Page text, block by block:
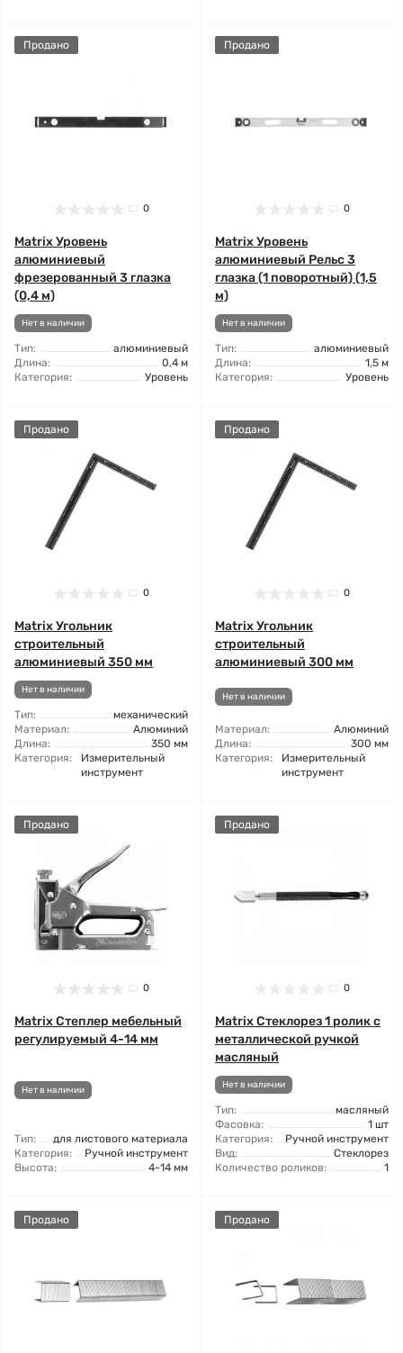
Продано
0
Matrix Уровень
алюминиевый
фрезерованный 3 глазка
(0,4 м)
Нет в наличии
Тип:
алюминиевый
Длина:
0,4 м
Категория:
Уровень
Продано
0
Matrix Уровень
алюминиевый Рельс 3
глазка (1 поворотный) (1,5
м)
Нет в наличии
Тип:
алюминиевый
Длина:
1,5 м
Категория:
Уровень
Продано
0
Matrix Угольник
строительный
алюминиевый 350 мм
Нет в наличии
Тип:
механический
Материал:
Алюминий
Длина:
350 мм
Категория:
Измерительный
инструмент
Продано
0
Matrix Угольник
строительный
алюминиевый 300 мм
Нет в наличии
Материал:
Алюминий
Длина:
300 мм
Категория:
Измерительный
инструмент
Продано
0
Matrix Степлер мебельный
регулируемый 4-14 мм
Нет в наличии
Тип:
для листового материала
Категория:
Ручной инструмент
Высота:
4-14 мм
Продано
0
Matrix Стеклорез 1 ролик с
металлической ручкой
масляный
Нет в наличии
Тип:
масляный
Фасовка:
1 шт
Категория:
Ручной инструмент
Вид:
Стеклорез
Количество роликов:
1
Продано Продано